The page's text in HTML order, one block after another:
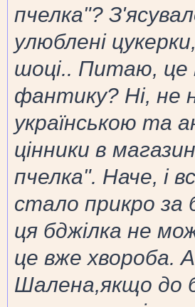
пчелка"?
улюблені
шоці.. Питаю, це
фантику? Ні, не
українською та
цінники в
пчелка". Наче, і
стало прикро за
ця бджілка не
це вже хвороба.
Шалена,якщо до